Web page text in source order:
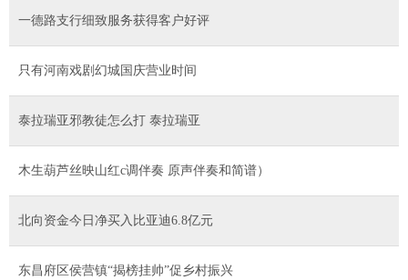
一德路支行细致服务获得客户好评
只有河南戏剧幻城国庆营业时间
泰拉瑞亚邪教徒怎么打 泰拉瑞亚
木生葫芦丝映山红c调伴奏 原声伴奏和简谱）
北向资金今日净买入比亚迪6.8亿元
东昌府区侯营镇“揭榜挂帅”促乡村振兴